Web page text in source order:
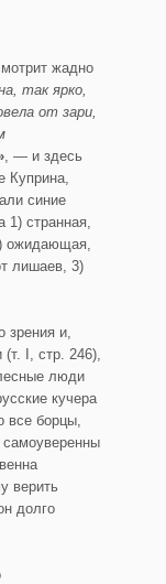
жадно
так ярко,
от зари,
, — и здесь
Куприна,
синие
1) странная,
ожидающая,
лишаев, 3)
зрения и,
(т. I, стр. 246),
люди
кучера
все борцы,
самоуверенны
верить
долго